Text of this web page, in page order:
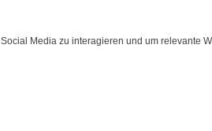
Media zu interagieren und um relevante